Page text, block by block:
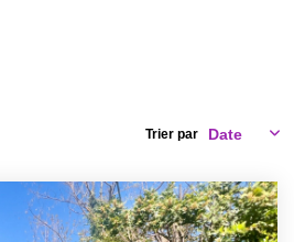
Trier par